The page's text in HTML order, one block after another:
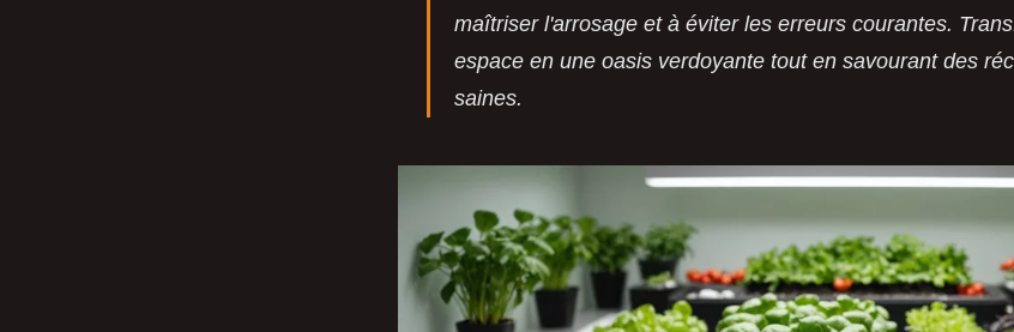
maîtriser l'arrosage et à éviter les erreurs courantes.
espace en une oasis verdoyante tout en savourant des
saines.